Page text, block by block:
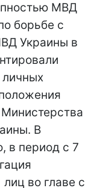
МВД
борьбе с
Украины в
личных
В
в период с 7
во главе с